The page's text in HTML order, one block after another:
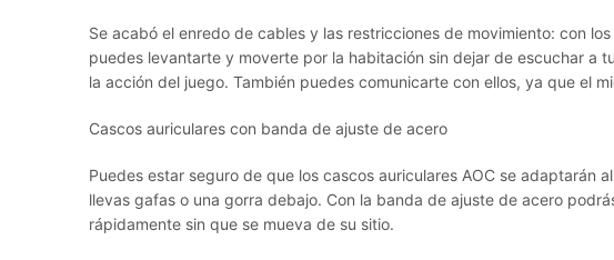
Se acabó el enredo de cables y las restricciones de movimiento: con
puedes levantarte y moverte por la habitación sin dejar de escuchar a
la acción del juego. También puedes comunicarte con ellos, ya que el
Cascos auriculares con banda de ajuste de acero
Puedes estar seguro de que los cascos auriculares AOC se adaptarán
llevas gafas o una gorra debajo. Con la banda de ajuste de acero
rápidamente sin que se mueva de su sitio.